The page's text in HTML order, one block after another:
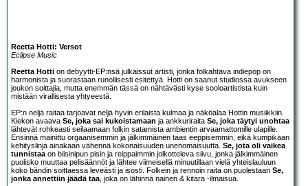
Reetta Hotti: Versot
Eclipse Music
Reetta Hotti on debyytti-EP:nsä julkaissut artisti, jonka folkahtava indiepop on
harmonista ja suorastaan runollisesti esitettyä. Hotti on saanut studiossa avukseen
joukon soittajia, mutta enemmän tässä on nähtävästi kyse sooloartistista kuin
mistään virallisesta yhtyeestä.
EP:n neljä raitaa tarjoavat neljä hyvin erilaista kulmaa ja näköalaa Hottin musiikkiin.
Kiekon avaava Se, joka sai kukoistamaan ja ankkuriraita Se, joka täytyi unohtaa
lähtevät rohkeasti seilaamaan folkin satamista ambientin arvaamattomille ulapille.
Ensinnä mainittu orgaanisemmin ja jälkimmäinen taas eeppisemmin, eikä kumpikaan
kehityslinja ainakaan vähennä kokonaisuuden unenomaisuutta. Se, jota oli vaikea
tunnistaa on biisinipun pisin ja reippaimmin jolkotteleva siivu, jonka jälkimmäinen
puolisko muuttaa pelisäännöt ja lähtee viimeisellä minuutillaan vielä yhteislauluun
koko bändin soittaessa leveästi ja isosti. Folkein ja rennoin raita on puolestaan Se,
jonka annettiin jäädä taa , joka on lähinnä nainen & kitara -ilmaisua.